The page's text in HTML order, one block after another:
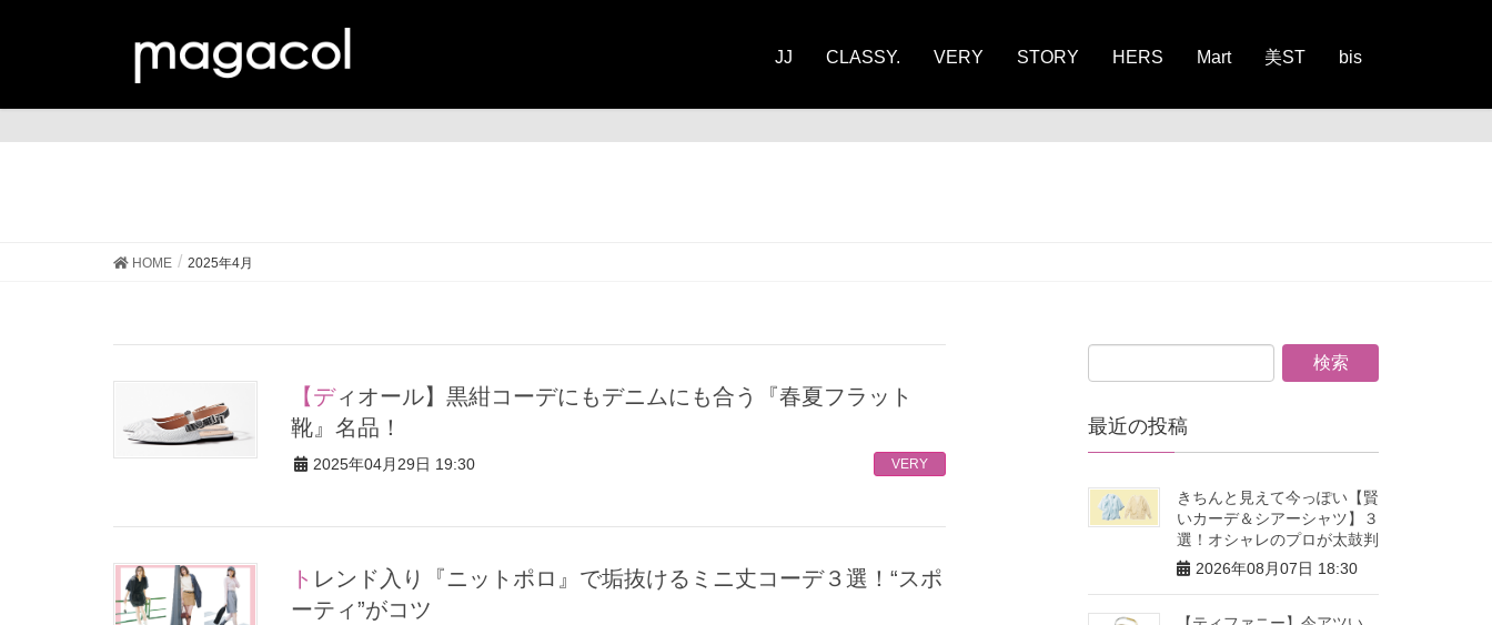
JJ CLASSY. VERY STORY HERS Mart 美ST bis
HOME 2025年4月
【ディオール】黒紺コーデにもデニムにも合う『春夏フラット
靴』名品！
2025年04月29日 19:30 VERY
トレンド入り『ニットポロ』で垢抜けるミニ丈コーデ３選！“スポ
ーティ”がコツ
最近の投稿
きちんと見えて今っぽい【賢
いカーデ＆シアーシャツ】３
選！オシャレのプロが太鼓判
2026年08月07日 18:30